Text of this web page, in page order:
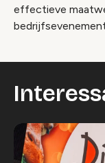
effectieve